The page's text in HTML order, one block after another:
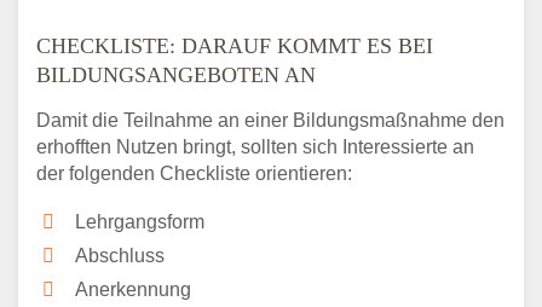
CHECKLISTE: DARAUF KOMMT ES BEI
BILDUNGSANGEBOTEN AN
Damit die Teilnahme an einer Bildungsmaßnahme den
erhofften Nutzen bringt, sollten sich Interessierte an
der folgenden Checkliste orientieren:
Lehrgangsform
Abschluss
Anerkennung